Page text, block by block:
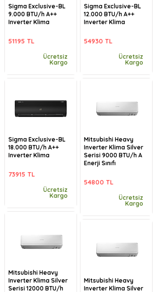
Sigma Exclusive-BL
9.000 BTU/h A++
Inverter Klima
51195 TL
Ücretsiz
Kargo
Sigma Exclusive-BL
18.000 BTU/h A++
Inverter Klima
73915 TL
Ücretsiz
Kargo
Mitsubishi Heavy
Inverter Klima Silver
Serisi 12000 BTU/h
Sigma Exclusive-BL
12.000 BTU/h A++
Inverter Klima
54930 TL
Ücretsiz
Kargo
Mitsubishi Heavy
Inverter Klima Silver
Serisi 9000 BTU/h A
Enerji Sınıfı
54800 TL
Ücretsiz
Kargo
Mitsubishi Heavy
Inverter Klima Silver